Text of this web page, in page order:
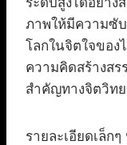
ภาพให้มีความซั
โลกในจิตใจของ
ความคิดสร้างส
สำคัญทางจิตวิท
รายละเอียดเล็ก